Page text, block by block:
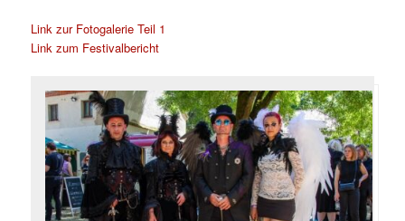
Link zur Fotogalerie Teil 1
Link zum Festivalbericht